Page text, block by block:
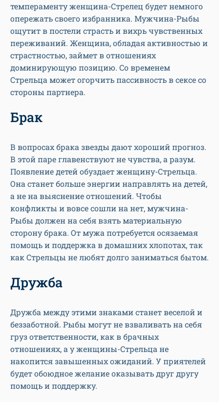
темпераменту женщина-Стрелец будет немного
опережать своего избранника. Мужчина-Рыбы
ощутит в постели страсть и вихрь чувственных
переживаний. Женщина, обладая активностью и
страстностью, займет в отношениях
доминирующую позицию. Со временем
Стрельца может огорчить пассивность в сексе со
стороны партнера.
Брак
В вопросах брака звезды дают хороший прогноз.
В этой паре главенствуют не чувства, а разум.
Появление детей обуздает женщину-Стрельца.
Она станет больше энергии направлять на детей,
а не на выяснение отношений. Чтобы
конфликты и вовсе сошли на нет, мужчина-
Рыбы должен на себя взять материальную
сторону брака. От мужа потребуется осязаемая
помощь и поддержка в домашних хлопотах, так
как Стрельцы не любят долго заниматься бытом.
Дружба
Дружба между этими знаками станет веселой и
беззаботной. Рыбы могут не взваливать на себя
груз ответственности, как в брачных
отношениях, а у женщины-Стрельца не
накопится завышенных ожиданий. У приятелей
будет обоюдное желание оказывать друг другу
помощь и поддержку.